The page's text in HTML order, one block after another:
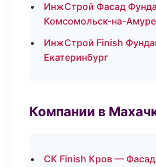
ИнжСтрой Фасад
Комсомольск-на-Амуре
ИнжСтрой Finish
Екатеринбург
Компании в
СК Finish Кров —